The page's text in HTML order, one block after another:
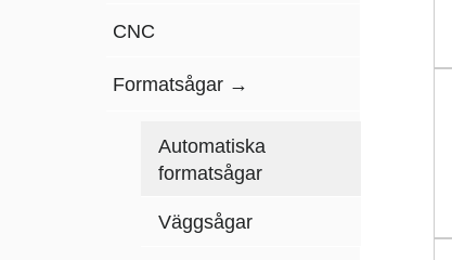
CNC
Formatsågar
Automatiska
formatsågar
Väggsågar